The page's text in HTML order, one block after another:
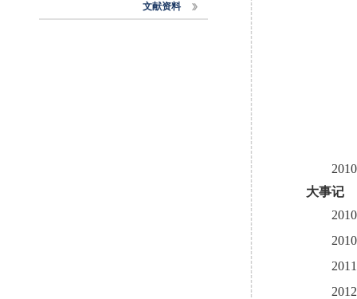
文献资料
2010
大事记
2010
2010
2011
2012